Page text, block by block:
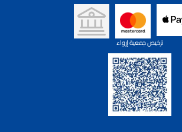
ترخيص جمعية إرواء